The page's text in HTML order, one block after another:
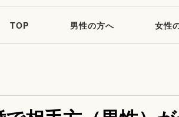
TOP 男性の方へ 女性